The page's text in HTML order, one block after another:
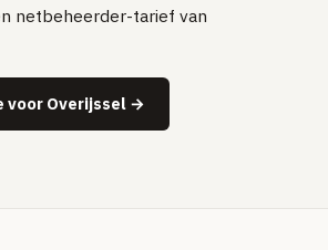
netbeheerder-tarief van
voor Overijssel →